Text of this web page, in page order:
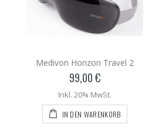
Medivon Horizon Travel 2
99,00 €
Inkl. 20% MwSt.
IN DEN WARENKORB